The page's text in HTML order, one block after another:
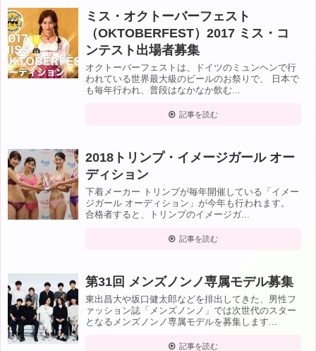
ミス・オクトーバーフェスト
（OKTOBERFEST）2017 ミス・コ
ンテスト出場者募集
オクトーバーフェストは、ドイツのミュンヘンで行
われている世界最大級のビールのお祭りで、 日本で
も毎年行われ、普段はなかなか飲む...
記事を読む
2018トリンプ・イメージガール オー
ディション
下着メーカー トリンプが毎年開催している「イメー
ジガール オーディション」が今年も行われます。
合格者すると、トリンプのイメージガ...
記事を読む
第31回 メンズノンノ専属モデル募集
東出昌大や坂口健太郎などを排出してきた、男性フ
ァッション誌「メンズノンノ」では次世代のスター
となるメンズノンノ専属モデルを募集します...
記事を読む